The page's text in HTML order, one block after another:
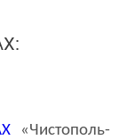
«Чистополь-